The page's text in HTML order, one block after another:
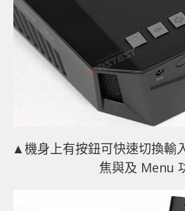
▲機身上有按鈕可快速切換輸
焦與及 Menu